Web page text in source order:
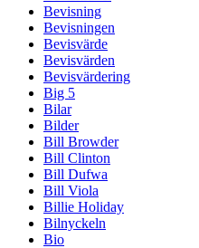
Bevisning
Bevisningen
Bevisvärde
Bevisvärden
Bevisvärdering
Big 5
Bilar
Bilder
Bill Browder
Bill Clinton
Bill Dufwa
Bill Viola
Billie Holiday
Bilnyckeln
Bio